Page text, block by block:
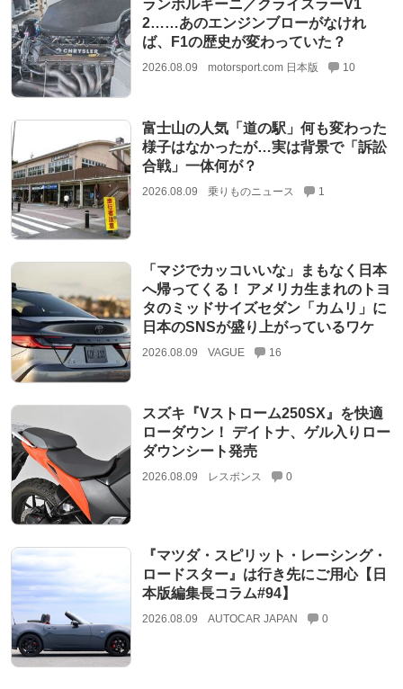
ランボルギーニ／クライスラーV1
2……あのエンジンブローがなけれ
ば、F1の歴史が変わっていた？
2026.08.09 motorsport.com 日本版 10
富士山の人気「道の駅」何も変わった
様子はなかったが…実は背景で「訴訟
合戦」一体何が？
2026.08.09 乗りものニュース 1
「マジでカッコいいな」まもなく日本
へ帰ってくる！ アメリカ生まれのトヨ
タのミッドサイズセダン「カムリ」に
日本のSNSが盛り上がっているワケ
2026.08.09 VAGUE 16
スズキ『Vストローム250SX』を快適
ローダウン！ デイトナ、ゲル入りロー
ダウンシート発売
2026.08.09 レスポンス 0
『マツダ・スピリット・レーシング・
ロードスター』は行き先にご用心【日
本版編集長コラム#94】
2026.08.09 AUTOCAR JAPAN 0